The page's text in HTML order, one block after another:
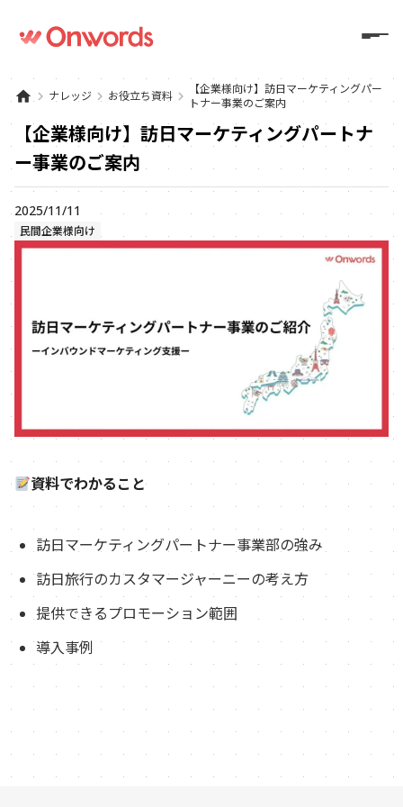
home keyboard_arrow_right ナレッジ keyboard_arrow_right お役立ち資料 keyboard_arrow_right
【企業様向け】訪日マーケティングパー
トナー事業のご案内
【企業様向け】訪日マーケティングパートナ
ー事業のご案内
2025/11/11
民間企業様向け
資料でわかること
訪日マーケティングパートナー事業部の強み
訪日旅行のカスタマージャーニーの考え方
提供できるプロモーション範囲
導入事例